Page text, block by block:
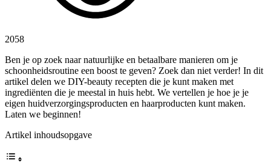
2058
Ben je op zoek naar natuurlijke en betaalbare manieren om je
schoonheidsroutine een boost te geven? Zoek dan niet verder! In dit
artikel delen we DIY-beauty recepten die je kunt maken met
ingrediënten die je meestal in huis hebt. We vertellen je hoe je je
eigen huidverzorgingsproducten en haarproducten kunt maken.
Laten we beginnen!
Artikel inhoudsopgave